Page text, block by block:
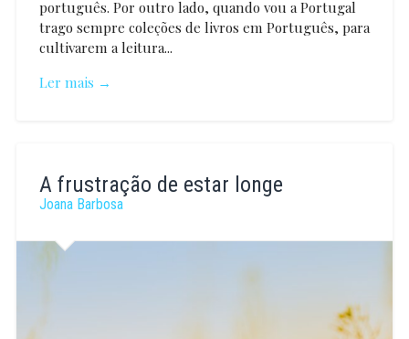
português. Por outro lado, quando vou a Portugal
trago sempre coleções de livros em Português, para
cultivarem a leitura...
Ler mais →
Gonçalves
Leal
A frustração de estar longe
Joana Barbosa